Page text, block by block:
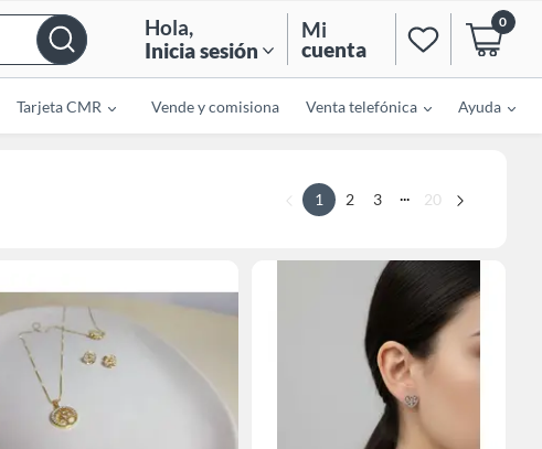
Hola,
Inicia sesión
Mi
cuenta
0
Tarjeta CMR Vende y comisiona Venta telefónica Ayuda
1 2 3 ... 20